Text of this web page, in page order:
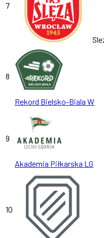
7
8
Rekord Bielsko-Biala W
9
Akademia Piłkarska LG
10